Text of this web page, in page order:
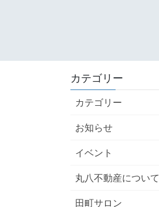
カテゴリー
カテゴリー
お知らせ
イベント
丸八不動産について
田町サロン